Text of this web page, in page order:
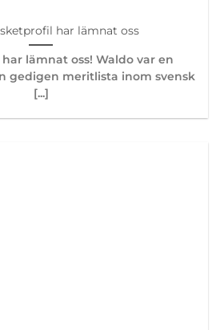
har lämnat oss
lämnat oss! Waldo var en
gedigen meritlista inom svensk
[...]